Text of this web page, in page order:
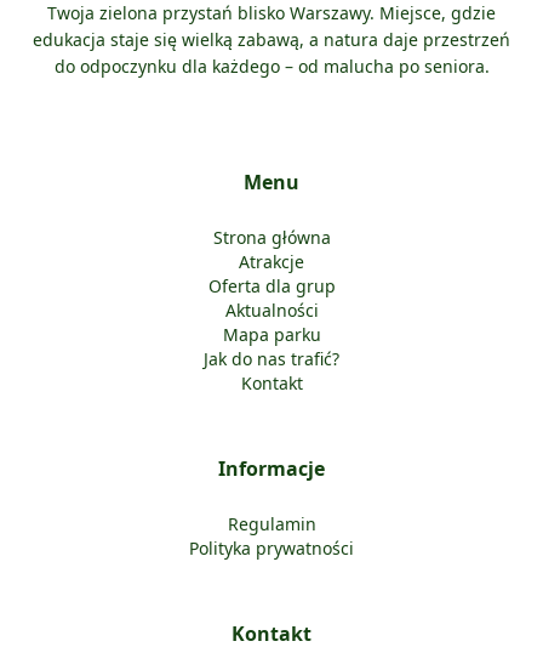
Twoja zielona przystań blisko Warszawy. Miejsce, gdzie
edukacja staje się wielką zabawą, a natura daje przestrzeń
do odpoczynku dla każdego – od malucha po seniora.
Menu
Strona główna
Atrakcje
Oferta dla grup
Aktualności
Mapa parku
Jak do nas trafić?
Kontakt
Informacje
Regulamin
Polityka prywatności
Kontakt